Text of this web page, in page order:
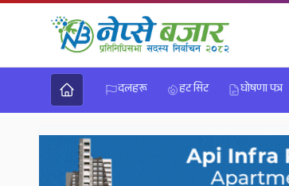
दलहरू हट सिट घोषणा पत्र